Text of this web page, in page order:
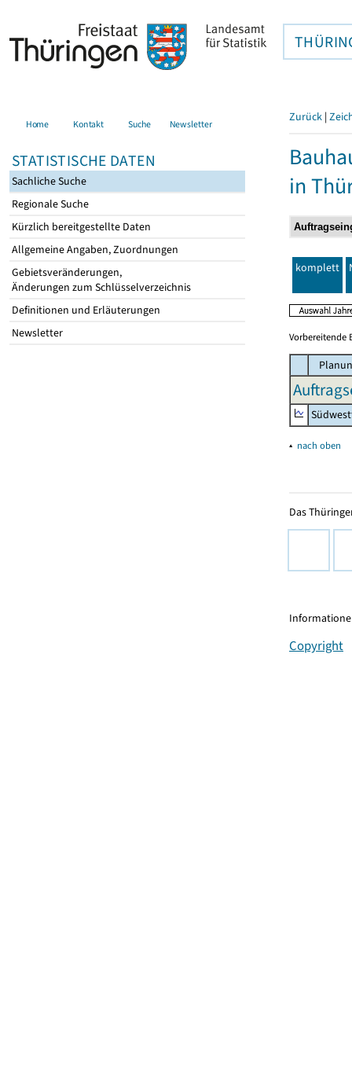
Home Kontakt Suche Newsletter
STATISTISCHE DATEN
Sachliche Suche
Regionale Suche
Kürzlich bereitgestellte Daten
Allgemeine Angaben, Zuordnungen
Gebietsveränderungen,
Änderungen zum Schlüsselverzeichnis
Definitionen und Erläuterungen
Newsletter
Zurück |
in
komplett
Vorbereitende
▴ nach oben
Das
Copyright